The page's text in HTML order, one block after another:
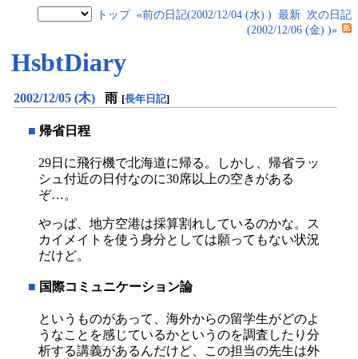
トップ «前の日記(2002/12/04 (水) ) 最新 次の日記
(2002/12/06 (金) )»
HsbtDiary
2002/12/05 (木) 雨 [長年日記]
■ 帰省日程
29日に飛行機で北海道に帰る。しかし、帰省ラッ
シュ付近の日付なのに30席以上の空きがある
ぞ…。
やっぱ、地方空港は採算割れしているのかな。ス
カイメイトを使う身分としては願ってもない状況
だけど。
■ 国際コミュニケーション論
というものがあって、海外からの留学生がどのよ
うなことを感じているかというのを調査したり分
析する講義があるんだけど、この担当の先生は外